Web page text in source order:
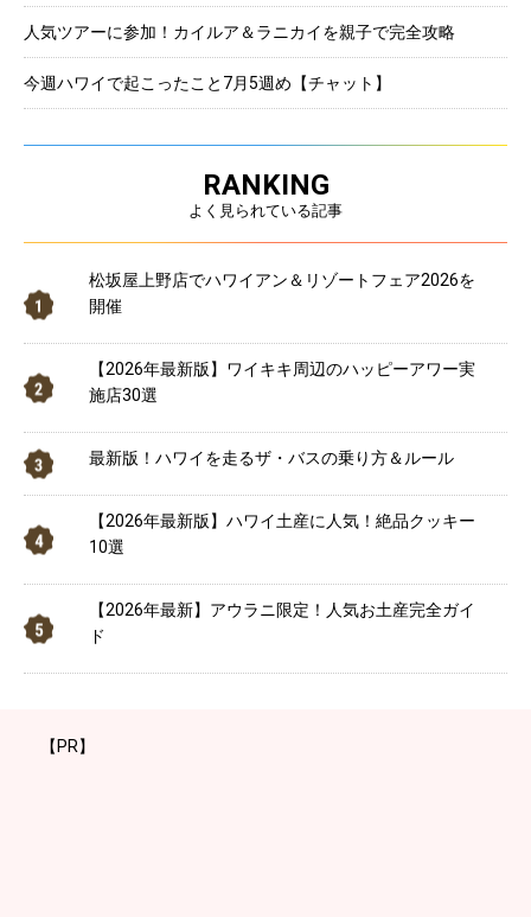
人気ツアーに参加！カイルア＆ラニカイを親子で完全攻略
今週ハワイで起こったこと7月5週め【チャット】
RANKING
よく見られている記事
松坂屋上野店でハワイアン＆リゾートフェア2026を
開催
【2026年最新版】ワイキキ周辺のハッピーアワー実
施店30選
最新版！ハワイを走るザ・バスの乗り方＆ルール
【2026年最新版】ハワイ土産に人気！絶品クッキー
10選
【2026年最新】アウラニ限定！人気お土産完全ガイ
ド
【PR】